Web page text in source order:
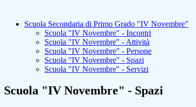
Scuola Secondaria di Primo Grado "IV Novembre"
Scuola "IV Novembre" - Incontri
Scuola "IV Novembre" - Attività
Scuola "IV Novembre" - Persone
Scuola "IV Novembre" - Spazi
Scuola "IV Novembre" - Servizi
Scuola "IV Novembre" - Spazi